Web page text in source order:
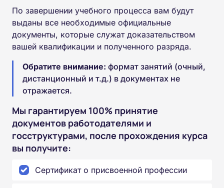
По завершении учебного процесса вам будут
выданы все необходимые официальные
документы, которые служат доказательством
вашей квалификации и полученного разряда.
Обратите внимание: формат занятий (очный,
дистанционный и т.д.) в документах не
отражается.
Мы гарантируем 100% принятие
документов работодателями и
госструктурами, после прохождения курса
вы получите:
Сертификат о присвоенной профессии